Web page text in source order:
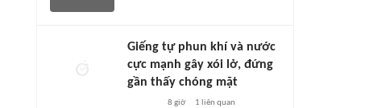
Giếng tự phun khí và nước
cực mạnh gây xói lở, đứng
gần thấy chóng mặt
8 giờ 1 liên quan